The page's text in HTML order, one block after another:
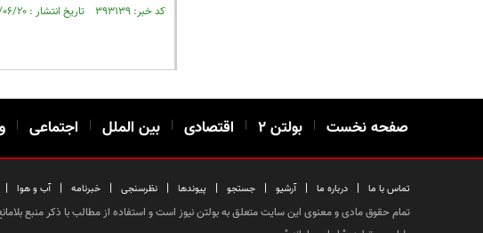
کد خبر: ۳۹۳۱۳۹ تاریخ انتشار : ۱۳۹۵/۰۶/۲۰
صفحه نخست | بولتن ۲ | اقتصادی | بین الملل | اجتماعی |
تماس با ما | درباره ما | آرشیو | جستجو | پیوندها | نظرسنجی | خبرنامه | آب و هوا |
تمام حقوق مادی و معنوی این سایت متعلق به بولتن نیوز است و استفاده از مطالب با ذکر منبع